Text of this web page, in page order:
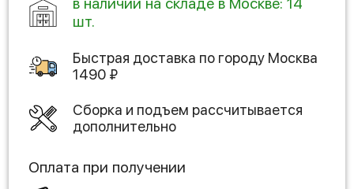
шт.
Быстрая доставка по городу Москва
1490 ₽
Сборка и подъем рассчитывается
дополнительно
Оплата при получении